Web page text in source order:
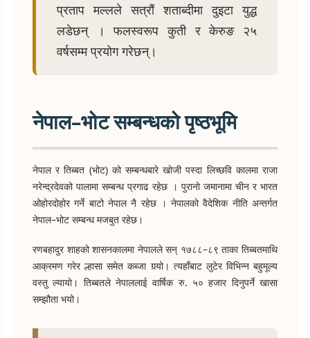
प्रताप मल्लले सत्रौं शताब्दीमा दुइटा युद्ध
लडेछन् । फलस्वरूप कुती र केरुङ २५
वर्षसम्म प्रयोग गरेछन्।
नेपाल–भोट सम्बन्धको पृष्ठभूमि
नेपाल र तिब्बत (भोट) को सम्बन्धबारे खोजी पस्दा लिच्छवि कालमा राजा
नरेन्द्रदेवको पालामा सम्बन्ध प्रगाढ रहेछ । पुरानो जमानामा चीन र भारत
ओहोरदोहोर गर्ने बाटो नेपाल नै रहेछ । नेपालको वैदेशिक नीति अन्तर्गत
नेपाल–भोट सम्बन्ध मजबुत रहेछ।
रणबहादुर शाहको शासनकालमा नेपालले सन् १७८८–८९ ताका तिब्बतमाथि
आक्रमण गरेर ल्हासा समेत कब्जा गर्‍यो। त्यहाँबाट लुटेर विभिन्न बहुमूल्य
वस्तु ल्यायो। तिब्बतले नेपाललाई वार्षिक रु. ५० हजार दिनुपर्ने खासा
सम्झौता भयो।